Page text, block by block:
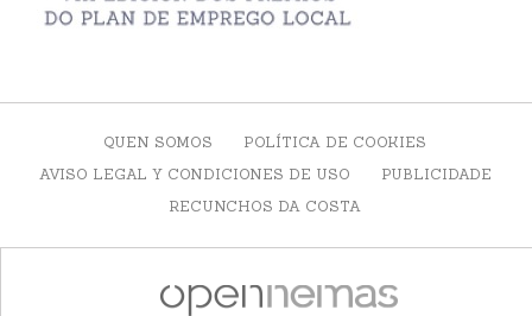
QUEN SOMOS
POLÍTICA DE COOKIES
AVISO LEGAL Y CONDICIONES DE USO
PUBLICIDADE
RECUNCHOS DA COSTA